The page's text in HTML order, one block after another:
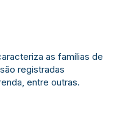
as famílias de
registradas
entre outras.